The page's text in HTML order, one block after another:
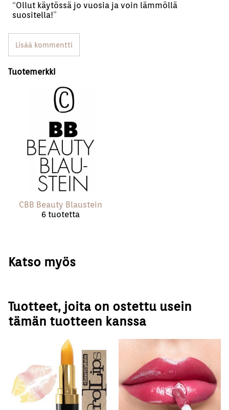
Ollut käytössä jo vuosia ja voin lämmöllä
suositella!
Lisää kommentti
Tuotemerkki
CBB Beauty Blaustein
6 tuotetta
Katso myös
Tuotteet, joita on ostettu usein
tämän tuotteen kanssa